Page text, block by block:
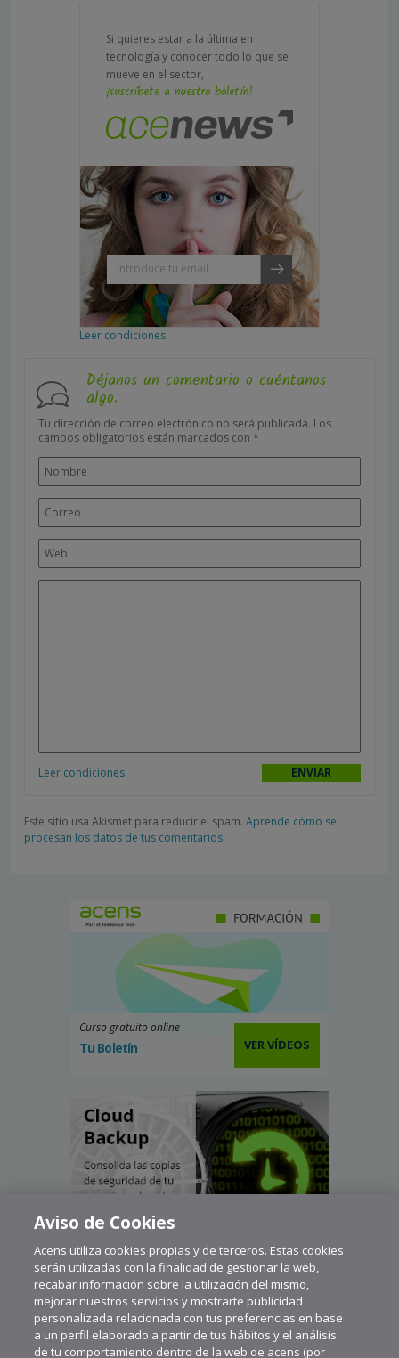
Si quieres estar a la última en
tecnología y conocer todo lo que se
mueve en el sector,
¡suscríbete a nuestro boletín!
Leer condiciones
Déjanos un comentario o cuéntanos
algo.
Tu dirección de correo electrónico no será publicada. Los
campos obligatorios están marcados con *
Leer condiciones
Este sitio usa Akismet para reducir el spam. Aprende cómo se
procesan los datos de tus comentarios.
Curso gratuito online
Tu Boletín VER VÍDEOS
Aviso de Cookies
Acens utiliza cookies propias y de terceros. Estas cookies
serán utilizadas con la finalidad de gestionar la web,
recabar información sobre la utilización del mismo,
mejorar nuestros servicios y mostrarte publicidad
personalizada relacionada con tus preferencias en base
a un perfil elaborado a partir de tus hábitos y el análisis
de tu comportamiento dentro de la web de acens (por